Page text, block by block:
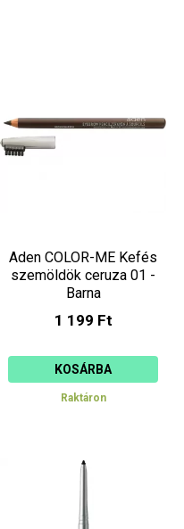
Aden COLOR-ME Kefés
szemöldök ceruza 01 -
Barna
1 199 Ft
KOSÁRBA
Raktáron